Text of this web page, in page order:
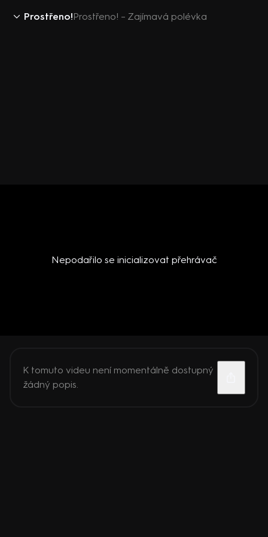
Prostřeno!Prostřeno! – Zajímavá polévka
Nepodařilo se inicializovat přehrávač
K tomuto videu není momentálně dostupný
žádný popis.